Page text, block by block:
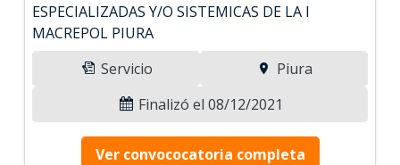
ESPECIALIZADAS Y/O SISTEMICAS DE LA I
MACREPOL PIURA
Servicio
Piura
Finalizó el 08/12/2021
Ver convococatoria completa